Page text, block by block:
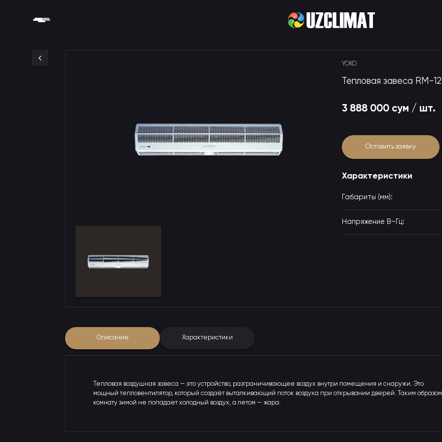
YOKO
Тепловая завеса RM-
3 888 000 сум / шт.
Оставить заявку
Характеристики
Габариты (мм):
Напряжение В~Гц:
Описание Характеристики
Тепловая воздушная завеса — это устройство, разграничивающее воздух внутри помещения и снаружи. Это
мощный тепловентилятор, который создаёт выталкивающий поток воздуха при открывании дверей. Таким
комнату зимой не попадает холодный воздух, а летом — жара.